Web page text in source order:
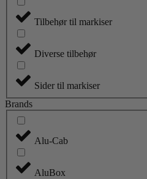
Tilbehør til markiser
Diverse tilbehør
Sider til markiser
Brands
Alu-Cab
AluBox